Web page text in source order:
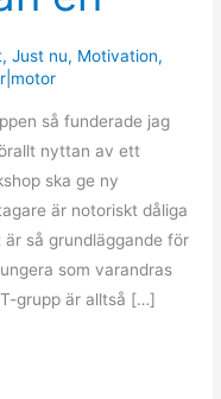
,Just nu, Motivation,
så funderade jag
nyttan av ett
ska ge ny
är notoriskt dåliga
så grundläggande för
som varandras
grupp är alltså […]